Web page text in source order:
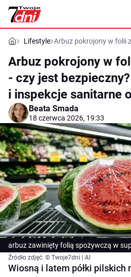
Lifestyle Arbuz pokrojony w folii
Arbuz pokrojony w
- czy jest
i inspekcje sanitarne
Beata Smada
18 czerwca 2026, 19:33
arbuz zawinięty folią spożywczą w
Źródło zdjęć: © Twoje7dni | AI
Wiosną i latem półki pilskich